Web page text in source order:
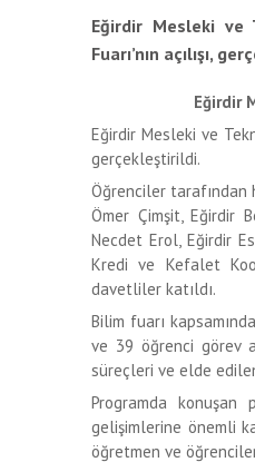
Eğirdir Mesleki ve
Fuarı’nın açılışı,
Eğirdir
Eğirdir Mesleki ve
gerçekleştirildi.
Öğrenciler tarafından
Ömer Çimşit, Eğirdir
Necdet Erol, Eğirdir
Kredi ve Kefalet
davetliler katıldı.
Bilim fuarı
ve 39 öğrenci görev
süreçleri ve elde
Programda konuşan
gelişimlerine önemli
öğretmen ve